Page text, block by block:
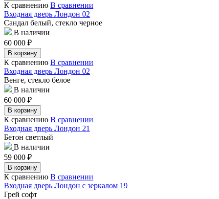
К сравнению В сравнении
Входная дверь Лондон 02
Сандал белый, стекло черное
В наличии
60 000 ₽
В корзину
К сравнению В сравнении
Входная дверь Лондон 02
Венге, стекло белое
В наличии
60 000 ₽
В корзину
К сравнению В сравнении
Входная дверь Лондон 21
Бетон светлый
В наличии
59 000 ₽
В корзину
К сравнению В сравнении
Входная дверь Лондон с зеркалом 19
Грей софт